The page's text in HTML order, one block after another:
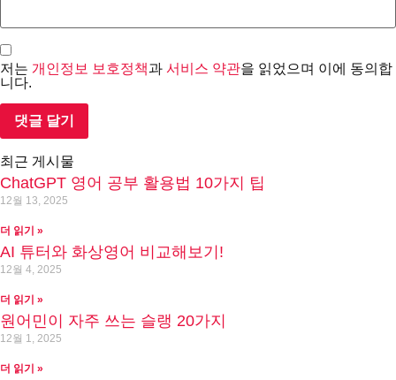
저는 개인정보 보호정책과 서비스 약관을 읽었으며 이에 동의합
니다.
최근 게시물
ChatGPT 영어 공부 활용법 10가지 팁
12월 13, 2025
더 읽기 »
AI 튜터와 화상영어 비교해보기!
12월 4, 2025
더 읽기 »
원어민이 자주 쓰는 슬랭 20가지
12월 1, 2025
더 읽기 »